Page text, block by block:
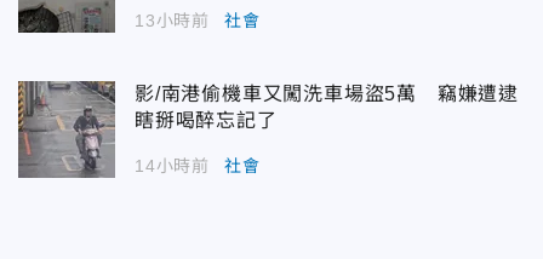
13小時前 社會
影/南港偷機車又闖洗車場盜5萬 竊嫌遭逮
瞎掰喝醉忘記了
14小時前 社會